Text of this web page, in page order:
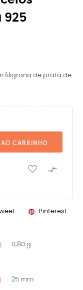
925
filigrana de prata de
CARRINHO

Pinterest
0,80 g
25 mm